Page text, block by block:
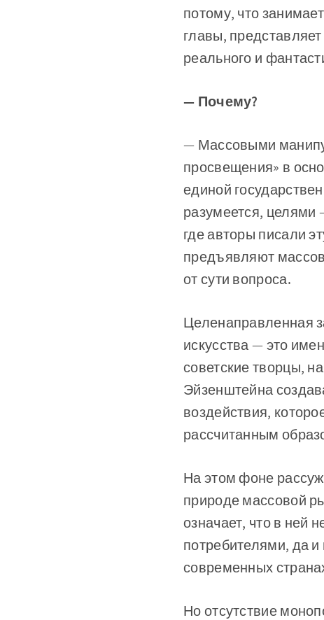
потому, что
главы,
реального и
— Почему?
— Массовыми
просвещения» в
единой
разумеется, целями
где авторы писали
предъявляют
от сути вопроса.
Целенаправленная
искусства — это
советские творцы,
Эйзенштейна
воздействия,
рассчитанным
На этом фоне
природе массовой
означает, что в ней
потребителями, да
современных
Но отсутствие